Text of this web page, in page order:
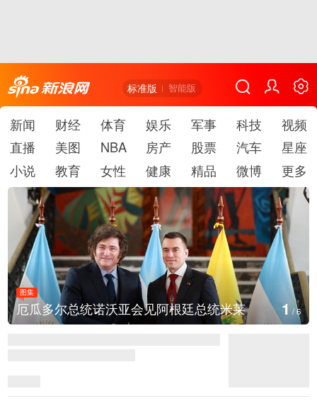
标准版 智能版
新闻 财经 体育 娱乐 军事 科技
视频
直播
美图 NBA 房产 股票 汽车
星座
小说
教育 女性 健康 精品 微博 更多
图集
厄瓜多尔总统诺沃亚会见阿根廷总统米莱 2/6